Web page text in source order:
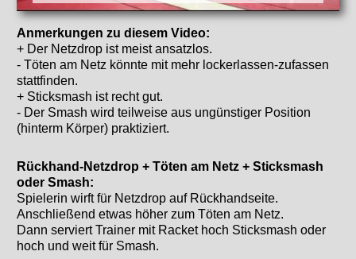
Anmerkungen zu diesem Video:
+ Der Netzdrop ist meist ansatzlos.
- Töten am Netz könnte mit mehr lockerlassen-zufassen
stattfinden.
+ Sticksmash ist recht gut.
- Der Smash wird teilweise aus ungünstiger Position
(hinterm Körper) praktiziert.
Rückhand-Netzdrop + Töten am Netz + Sticksmash
oder Smash:
Spielerin wirft für Netzdrop auf Rückhandseite.
Anschließend etwas höher zum Töten am Netz.
Dann serviert Trainer mit Racket hoch Sticksmash oder
hoch und weit für Smash.